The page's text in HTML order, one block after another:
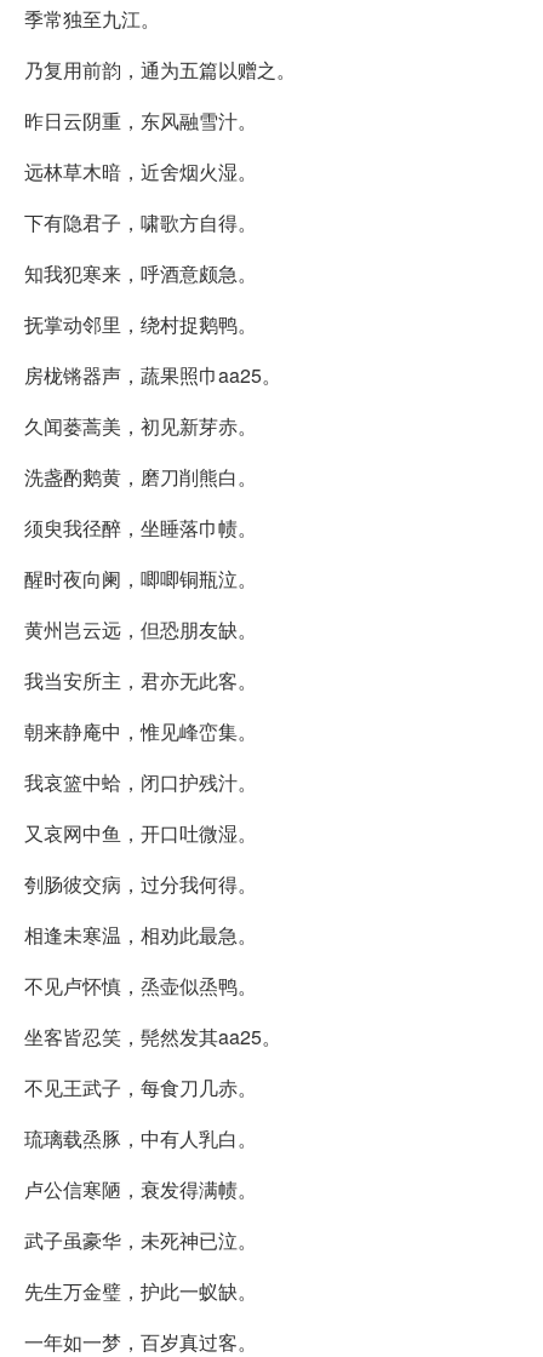
季常独至九江。
乃复用前韵，通为五篇以赠之。
昨日云阴重，东风融雪汁。
远林草木暗，近舍烟火湿。
下有隐君子，啸歌方自得。
知我犯寒来，呼酒意颇急。
抚掌动邻里，绕村捉鹅鸭。
房栊锵器声，蔬果照巾aa25。
久闻蒌蒿美，初见新芽赤。
洗盏酌鹅黄，磨刀削熊白。
须臾我径醉，坐睡落巾帻。
醒时夜向阑，唧唧铜瓶泣。
黄州岂云远，但恐朋友缺。
我当安所主，君亦无此客。
朝来静庵中，惟见峰峦集。
我哀篮中蛤，闭口护残汁。
又哀网中鱼，开口吐微湿。
刳肠彼交病，过分我何得。
相逢未寒温，相劝此最急。
不见卢怀慎，烝壶似烝鸭。
坐客皆忍笑，髡然发其aa25。
不见王武子，每食刀几赤。
琉璃载烝豚，中有人乳白。
卢公信寒陋，衰发得满帻。
武子虽豪华，未死神已泣。
先生万金璧，护此一蚁缺。
一年如一梦，百岁真过客。